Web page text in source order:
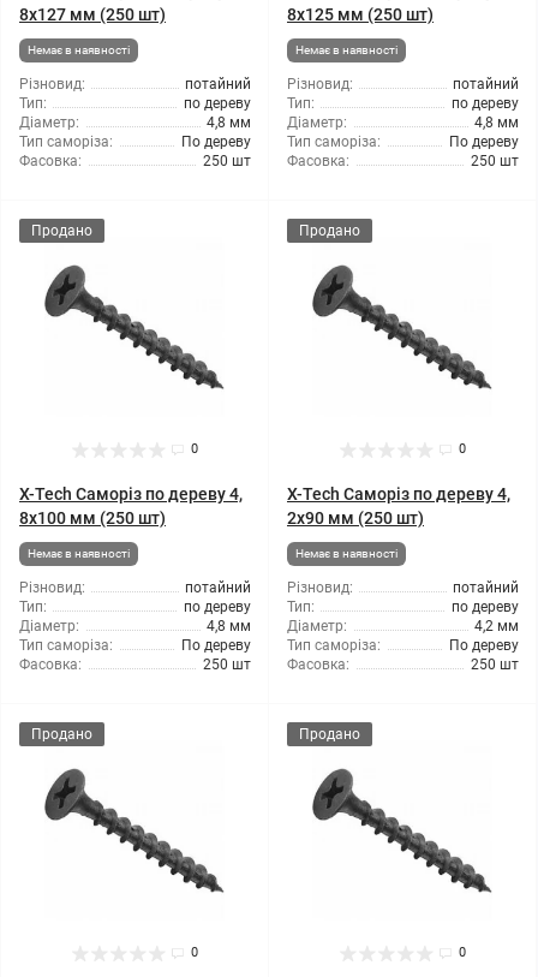
8x127 мм (250 шт)
Немає в наявності
Різновид:
потайний
Тип:
по дереву
Діаметр:
4,8 мм
Тип саморіза:
По дереву
Фасовка:
250 шт
8x125 мм (250 шт)
Немає в наявності
Різновид:
потайний
Тип:
по дереву
Діаметр:
4,8 мм
Тип саморіза:
По дереву
Фасовка:
250 шт
Продано
0
X-Tech Саморіз по дереву 4,
8x100 мм (250 шт)
Немає в наявності
Різновид:
потайний
Тип:
по дереву
Діаметр:
4,8 мм
Тип саморіза:
По дереву
Фасовка:
250 шт
Продано
0
X-Tech Саморіз по дереву 4,
2x90 мм (250 шт)
Немає в наявності
Різновид:
потайний
Тип:
по дереву
Діаметр:
4,2 мм
Тип саморіза:
По дереву
Фасовка:
250 шт
Продано
0
Продано
0